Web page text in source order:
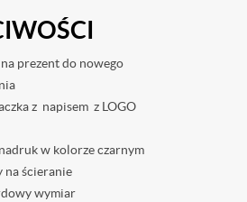
prezent do nowego
z napisem z LOGO
w kolorze czarnym
na ścieranie
wymiar